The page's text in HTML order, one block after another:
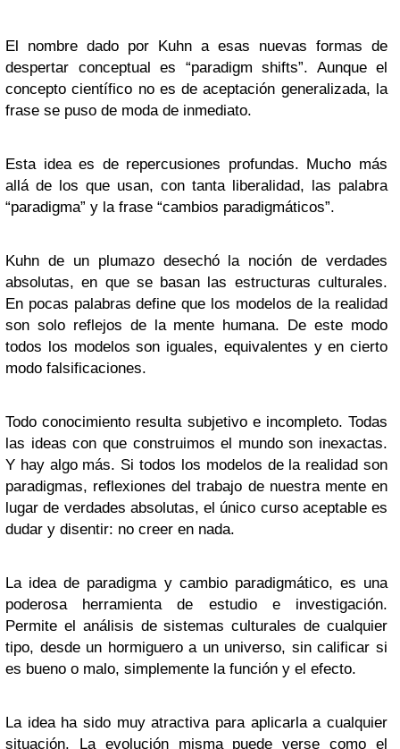
El nombre dado por Kuhn a esas nuevas formas de
despertar conceptual es “paradigm shifts”. Aunque el
concepto científico no es de aceptación generalizada, la
frase se puso de moda de inmediato.
Esta idea es de repercusiones profundas. Mucho más
allá de los que usan, con tanta liberalidad, las palabra
“paradigma” y la frase “cambios paradigmáticos”.
Kuhn de un plumazo desechó la noción de verdades
absolutas, en que se basan las estructuras culturales.
En pocas palabras define que los modelos de la realidad
son solo reflejos de la mente humana. De este modo
todos los modelos son iguales, equivalentes y en cierto
modo falsificaciones.
Todo conocimiento resulta subjetivo e incompleto. Todas
las ideas con que construimos el mundo son inexactas.
Y hay algo más. Si todos los modelos de la realidad son
paradigmas, reflexiones del trabajo de nuestra mente en
lugar de verdades absolutas, el único curso aceptable es
dudar y disentir: no creer en nada.
La idea de paradigma y cambio paradigmático, es una
poderosa herramienta de estudio e investigación.
Permite el análisis de sistemas culturales de cualquier
tipo, desde un hormiguero a un universo, sin calificar si
es bueno o malo, simplemente la función y el efecto.
La idea ha sido muy atractiva para aplicarla a cualquier
situación. La evolución misma puede verse como el